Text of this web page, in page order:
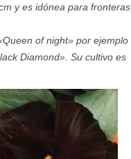
y es idónea para fronteras
of night» por ejemplo
Diamond». Su cultivo es